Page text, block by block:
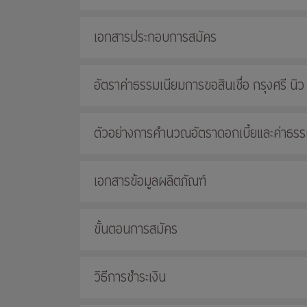
เอกสารประกอบการสมัคร
อัตราค่าธรรมเนียมการขอสินเชื่อ กรุงศรี นิ
ตัวอย่างการคำนวณอัตราดอกเบี้ยและค่าธร
เอกสารข้อมูลผลิตภัณฑ์
ขั้นตอนการสมัคร
วิธีการชำระเงิน